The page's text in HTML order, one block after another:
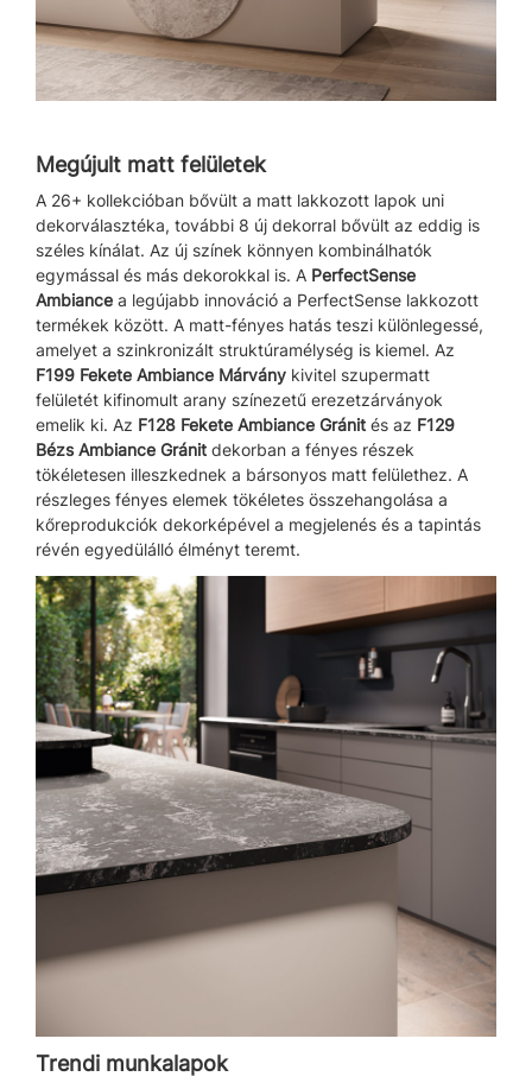
Megújult matt felületek
A 26+ kollekcióban bővült a matt lakkozott lapok uni
dekorválasztéka, további 8 új dekorral bővült az eddig is
széles kínálat. Az új színek könnyen kombinálhatók
egymással és más dekorokkal is. A PerfectSense
Ambiance a legújabb innováció a PerfectSense lakkozott
termékek között. A matt-fényes hatás teszi különlegessé,
amelyet a szinkronizált struktúramélység is kiemel. Az
F199 Fekete Ambiance Márvány kivitel szupermatt
felületét kifinomult arany színezetű erezetzárványok
emelik ki. Az F128 Fekete Ambiance Gránit és az F129
Bézs Ambiance Gránit dekorban a fényes részek
tökéletesen illeszkednek a bársonyos matt felülethez. A
részleges fényes elemek tökéletes összehangolása a
kőreprodukciók dekorképével a megjelenés és a tapintás
révén egyedülálló élményt teremt.
Trendi munkalapok